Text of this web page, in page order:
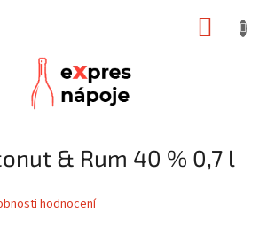
& Rum 40 % 0,7 l
hodnocení